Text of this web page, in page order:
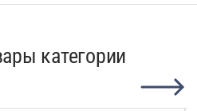
категории